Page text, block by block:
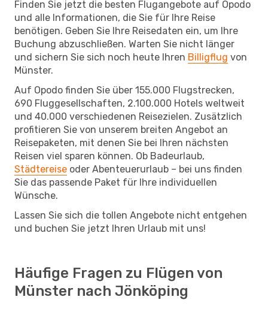
Finden Sie jetzt die besten Flugangebote auf Opodo
und alle Informationen, die Sie für Ihre Reise
benötigen. Geben Sie Ihre Reisedaten ein, um Ihre
Buchung abzuschließen. Warten Sie nicht länger
und sichern Sie sich noch heute Ihren Billigflug von
Münster.
Auf Opodo finden Sie über 155.000 Flugstrecken,
690 Fluggesellschaften, 2.100.000 Hotels weltweit
und 40.000 verschiedenen Reisezielen. Zusätzlich
profitieren Sie von unserem breiten Angebot an
Reisepaketen, mit denen Sie bei Ihren nächsten
Reisen viel sparen können. Ob Badeurlaub,
Städtereise oder Abenteuerurlaub – bei uns finden
Sie das passende Paket für Ihre individuellen
Wünsche.
Lassen Sie sich die tollen Angebote nicht entgehen
und buchen Sie jetzt Ihren Urlaub mit uns!
Häufige Fragen zu Flügen von
Münster nach Jönköping